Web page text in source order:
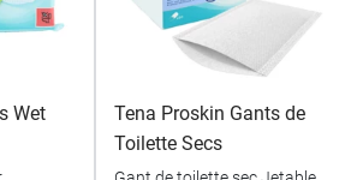
Wet
Tena Proskin Gants de
Toilette Secs